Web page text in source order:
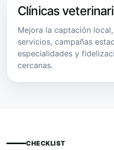
Clínicas
Mejora la captación
servicios, campañas
especialidades y
cercanas.
CHECKLIST